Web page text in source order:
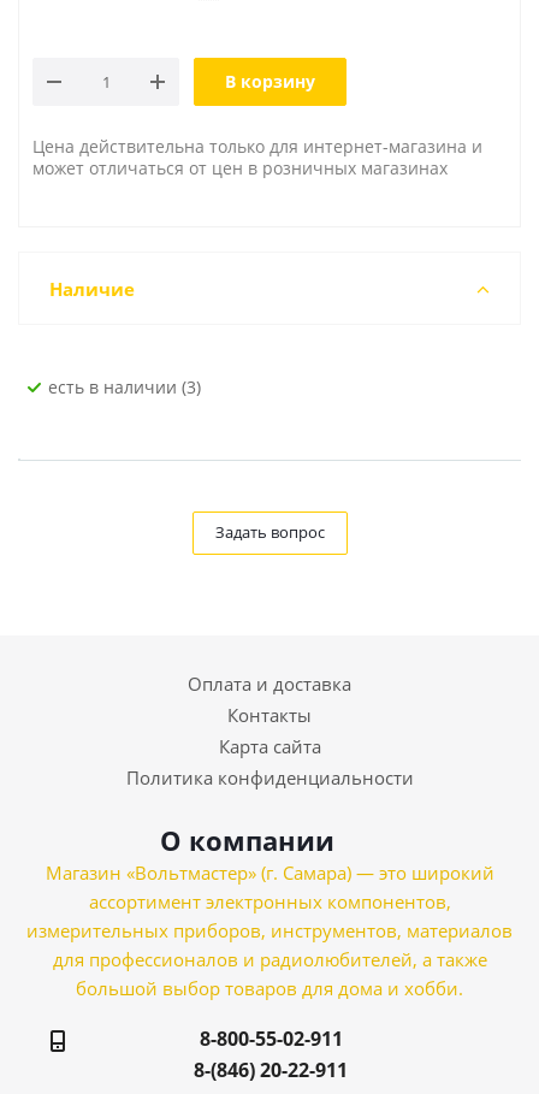
В корзину
Цена действительна только для интернет-магазина и
может отличаться от цен в розничных магазинах
Наличие
Есть в наличии (3)
Задать вопрос
Оплата и доставка
Контакты
Карта сайта
Политика конфиденциальности
О компании
Магазин «Вольтмастер» (г. Самара) — это широкий
ассортимент электронных компонентов,
измерительных приборов, инструментов, материалов
для профессионалов и радиолюбителей, а также
большой выбор товаров для дома и хобби.
8-800-55-02-911
8-(846) 20-22-911